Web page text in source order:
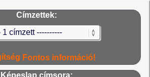
Címzettek:
Fontos információ!